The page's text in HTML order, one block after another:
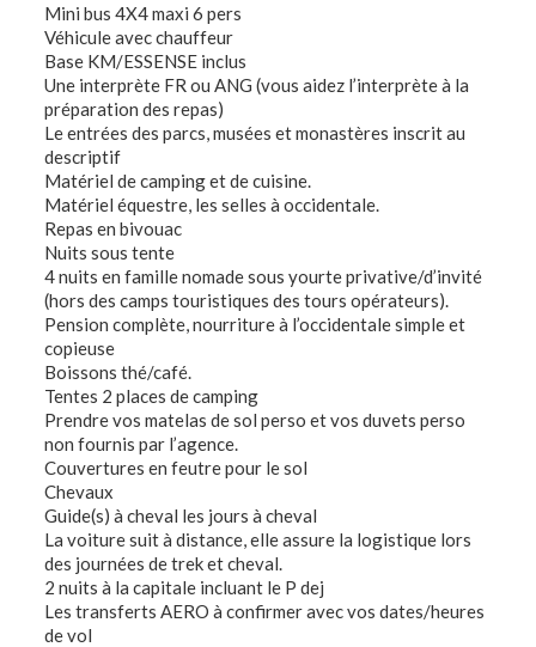
Mini bus 4X4 maxi 6 pers
Véhicule avec chauffeur
Base KM/ESSENSE inclus
Une interprète FR ou ANG (vous aidez l’interprète à la
préparation des repas)
Le entrées des parcs, musées et monastères inscrit au
descriptif
Matériel de camping et de cuisine.
Matériel équestre, les selles à occidentale.
Repas en bivouac
Nuits sous tente
4 nuits en famille nomade sous yourte privative/d’invité
(hors des camps touristiques des tours opérateurs).
Pension complète, nourriture à l’occidentale simple et
copieuse
Boissons thé/café.
Tentes 2 places de camping
Prendre vos matelas de sol perso et vos duvets perso
non fournis par l’agence.
Couvertures en feutre pour le sol
Chevaux
Guide(s) à cheval les jours à cheval
La voiture suit à distance, elle assure la logistique lors
des journées de trek et cheval.
2 nuits à la capitale incluant le P dej
Les transferts AERO à confirmer avec vos dates/heures
de vol